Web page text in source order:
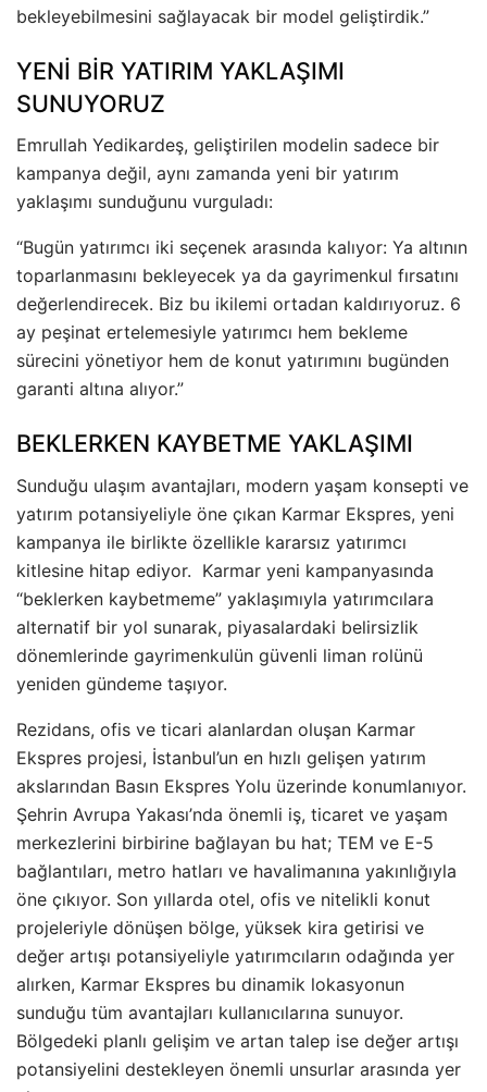
bekleyebilmesini sağlayacak bir model geliştirdik.”
YENİ BİR YATIRIM YAKLAŞIMI
SUNUYORUZ
Emrullah Yedikardeş, geliştirilen modelin sadece bir
kampanya değil, aynı zamanda yeni bir yatırım
yaklaşımı sunduğunu vurguladı:
“Bugün yatırımcı iki seçenek arasında kalıyor: Ya altının
toparlanmasını bekleyecek ya da gayrimenkul fırsatını
değerlendirecek. Biz bu ikilemi ortadan kaldırıyoruz. 6
ay peşinat ertelemesiyle yatırımcı hem bekleme
sürecini yönetiyor hem de konut yatırımını bugünden
garanti altına alıyor.”
BEKLERKEN KAYBETME YAKLAŞIMI
Sunduğu ulaşım avantajları, modern yaşam konsepti ve
yatırım potansiyeliyle öne çıkan Karmar Ekspres, yeni
kampanya ile birlikte özellikle kararsız yatırımcı
kitlesine hitap ediyor. Karmar yeni kampanyasında
“beklerken kaybetmeme” yaklaşımıyla yatırımcılara
alternatif bir yol sunarak, piyasalardaki belirsizlik
dönemlerinde gayrimenkulün güvenli liman rolünü
yeniden gündeme taşıyor.
Rezidans, ofis ve ticari alanlardan oluşan Karmar
Ekspres projesi, İstanbul’un en hızlı gelişen yatırım
akslarından Basın Ekspres Yolu üzerinde konumlanıyor.
Şehrin Avrupa Yakası’nda önemli iş, ticaret ve yaşam
merkezlerini birbirine bağlayan bu hat; TEM ve E-5
bağlantıları, metro hatları ve havalimanına yakınlığıyla
öne çıkıyor. Son yıllarda otel, ofis ve nitelikli konut
projeleriyle dönüşen bölge, yüksek kira getirisi ve
değer artışı potansiyeliyle yatırımcıların odağında yer
alırken, Karmar Ekspres bu dinamik lokasyonun
sunduğu tüm avantajları kullanıcılarına sunuyor.
Bölgedeki planlı gelişim ve artan talep ise değer artışı
potansiyelini destekleyen önemli unsurlar arasında yer